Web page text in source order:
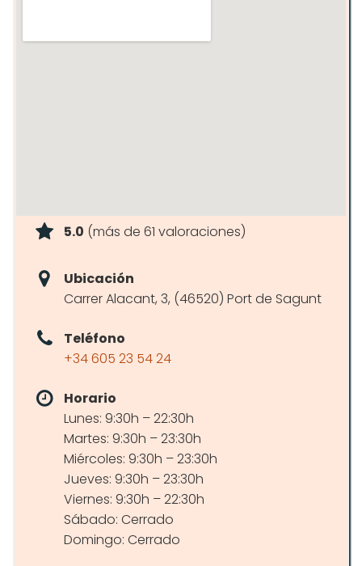
5.0 (más de 61 valoraciones)
Ubicación
Carrer Alacant, 3, (46520) Port de Sagunt
Teléfono
+34 605 23 54 24
Horario
Lunes: 9:30h – 22:30h
Martes: 9:30h – 23:30h
Miércoles: 9:30h – 23:30h
Jueves: 9:30h – 23:30h
Viernes: 9:30h – 22:30h
Sábado: Cerrado
Domingo: Cerrado